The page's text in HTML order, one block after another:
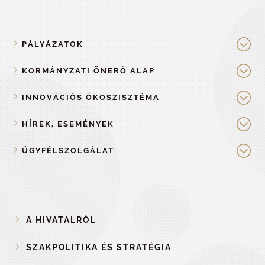
PÁLYÁZATOK
KORMÁNYZATI ÖNERŐ ALAP
INNOVÁCIÓS ÖKOSZISZTÉMA
HÍREK, ESEMÉNYEK
ÜGYFÉLSZOLGÁLAT
A HIVATALRÓL
SZAKPOLITIKA ÉS STRATÉGIA